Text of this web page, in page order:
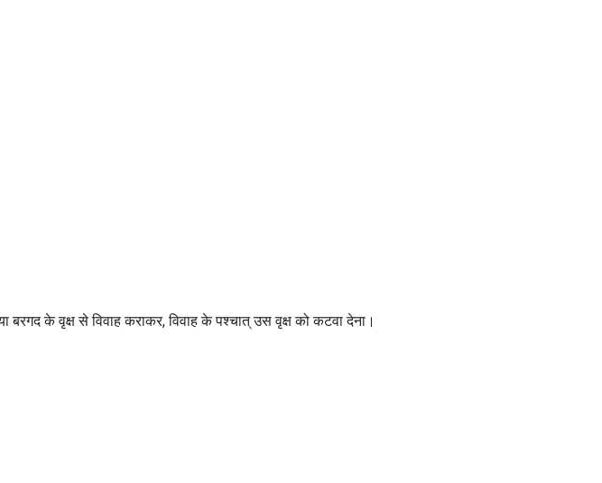
बरगद के वृक्ष से विवाह कराकर, विवाह के पश्चात् उस वृक्ष को कटवा देना।